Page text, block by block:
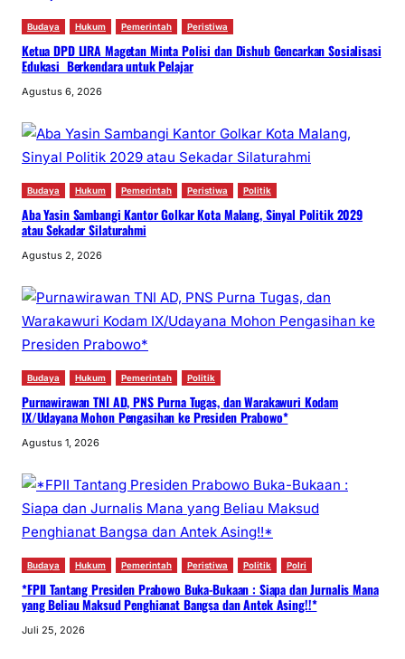
Budaya Hukum Pemerintah Peristiwa
Ketua DPD LIRA Magetan Minta Polisi dan Dishub Gencarkan Sosialisasi
Edukasi Berkendara untuk Pelajar
Agustus 6, 2026
Budaya Hukum Pemerintah Peristiwa Politik
Aba Yasin Sambangi Kantor Golkar Kota Malang, Sinyal Politik 2029
atau Sekadar Silaturahmi
Agustus 2, 2026
Budaya Hukum Pemerintah Politik
Purnawirawan TNI AD, PNS Purna Tugas, dan Warakawuri Kodam
IX/Udayana Mohon Pengasihan ke Presiden Prabowo*
Agustus 1, 2026
Budaya Hukum Pemerintah Peristiwa Politik Polri
*FPII Tantang Presiden Prabowo Buka-Bukaan : Siapa dan Jurnalis Mana
yang Beliau Maksud Penghianat Bangsa dan Antek Asing!!*
Juli 25, 2026